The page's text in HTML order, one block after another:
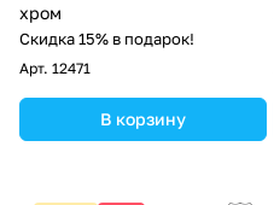
хром
Скидка 15% в подарок!
Арт. 12471
В корзину